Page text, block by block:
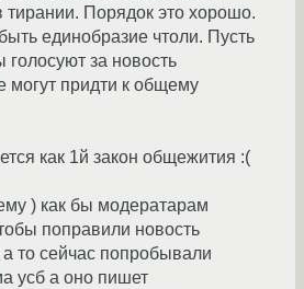
тирании. Порядок это хорошо.
единобразие чтоли. Пусть
голосуют за новость
могут придти к общему
как 1й закон общежития :(
) как бы модератарам
поправили новость
а то сейчас попробывали
усб а оно пишет